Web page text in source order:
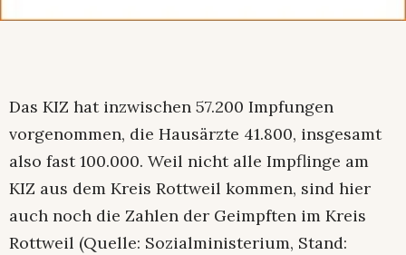
Das KIZ hat inzwischen 57.200 Impfungen
vorgenommen, die Hausärzte 41.800, insgesamt
also fast 100.000. Weil nicht alle Impflinge am
KIZ aus dem Kreis Rottweil kommen, sind hier
auch noch die Zahlen der Geimpften im Kreis
Rottweil (Quelle: Sozialministerium, Stand: